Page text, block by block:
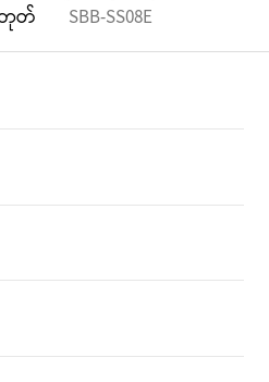
ဘုတ် SBB-SS08E